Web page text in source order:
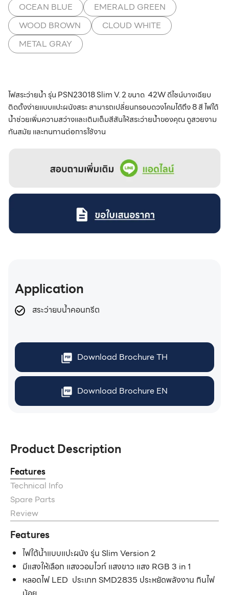
OCEAN BLUE
EMERALD GREEN
WOOD BROWN
CLOUD WHITE
METAL GRAY
ไฟสระว่ายน้ำ รุ่น PSN23018 Slim V. 2 ขนาด 42W ดีไซน์บางเฉียบ
ติดตั้งง่ายแบบแปะผนังสระ สามารถเปลี่ยนกรอบดวงโคมได้ถึง 8 สี ไฟใต้
น้ำช่วยเพิ่มความสว่างและเติมเต็มสีสันให้สระว่ายน้ำของคุณ ดูสวยงาม
ทันสมัย และทนทานต่อการใช้งาน
Application
สระว่ายบน้ำคอนกรีต
Download Brochure TH
Download Brochure EN
Product Description
Features
Technical Info
Spare Parts
Review
Features
ไฟใต้น้ำแบบแปะผนัง รุ่น Slim Version 2
มีแสงให้เลือก แสงวอมไวท์ แสงขาว แสง RGB 3 in 1
หลอดไฟ LED ประเภท SMD2835 ประหยัดพลังงาน กินไฟ